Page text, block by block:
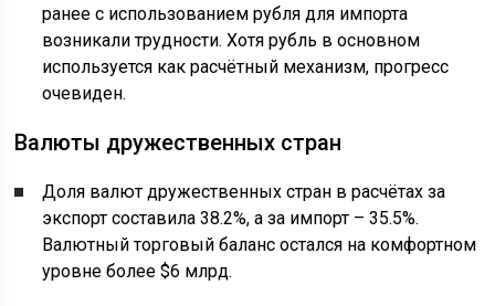
ранее с использованием рубля для импорта
возникали трудности. Хотя рубль в основном
используется как расчётный механизм, прогресс
очевиден.
Валюты дружественных стран
Доля валют дружественных стран в расчётах за
экспорт составила 38.2%, а за импорт – 35.5%.
Валютный торговый баланс остался на комфортном
уровне более $6 млрд.